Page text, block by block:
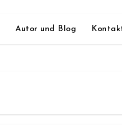
Autor und Blog